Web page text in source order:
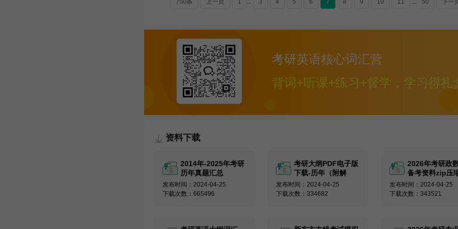
750条 上一页 1 3 4 5 6 7 8 9 10 11 50 下一
考研英语核心词汇营
背词+听课+练习+督学，学习得礼
资料下载
2014年-2025年考研
历年真题汇总
发布时间：2024-04-25
下载次数：665496
考研大纲PDF电子版
下载-历年（附解
析）
发布时间：2024-04-25
下载次数：334682
2026年考研政
备考资料zip压
发布时间：2024-04-25
下载次数：343521